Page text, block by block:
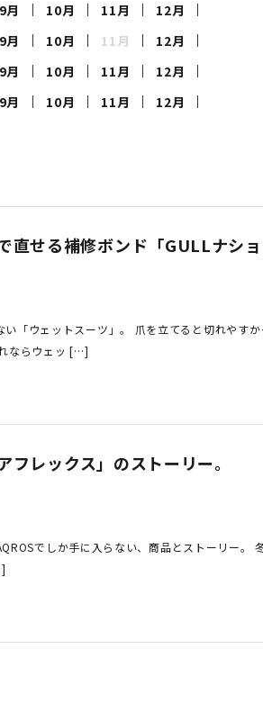
9月 10月 11月
12月
9月 10月 11月
12月
9月 10月 11月
12月
9月 10月 11月
12月
せる補修ボンド「GULLナショ
「ウェットスーツ」。 爪を立てると切れやす
ならウェッ […]
レックス」のストーリー。
でしか手に入らない、商品とストーリー。